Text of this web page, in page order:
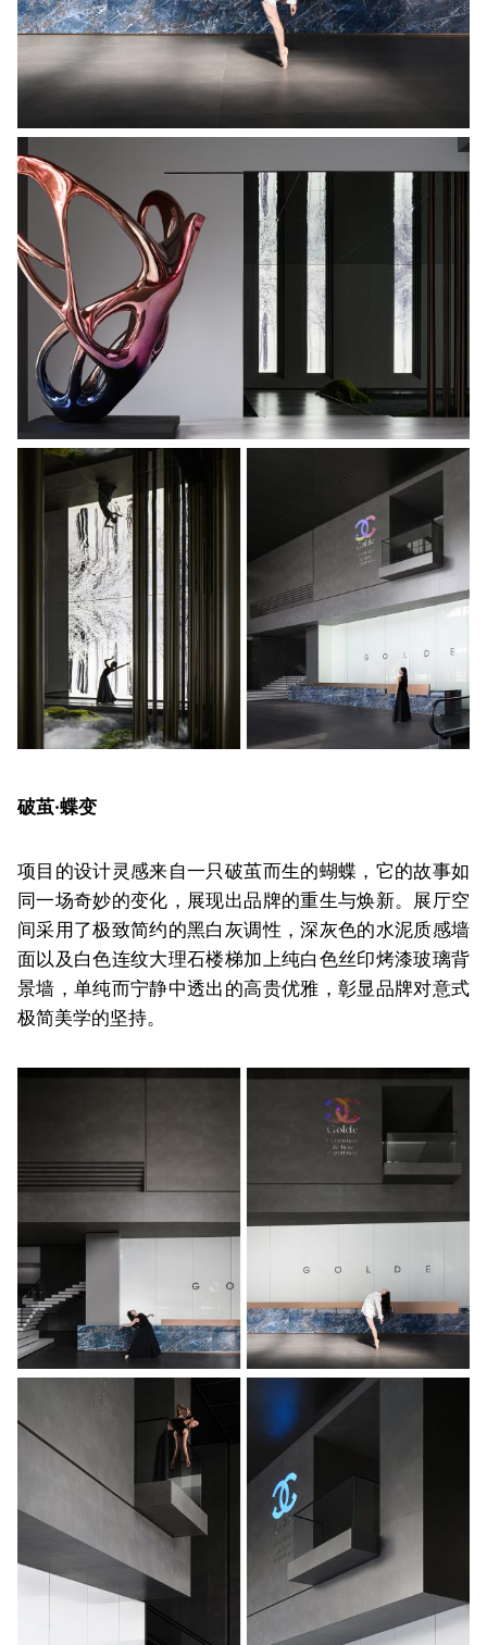
破茧·蝶变
项目的设计灵感来自一只 破茧而生的蝴蝶，它的故事如
同一场奇妙的变化，展现出品牌的重生与焕新。 展厅空
间采用了极致简约的黑白灰调性，深灰色的水泥质感墙
面以及白色连纹大理石楼梯加上纯白色丝印烤漆玻璃背
景墙，单纯而宁静中透出的高贵优雅， 彰显品牌对意式
极简美学的坚持。